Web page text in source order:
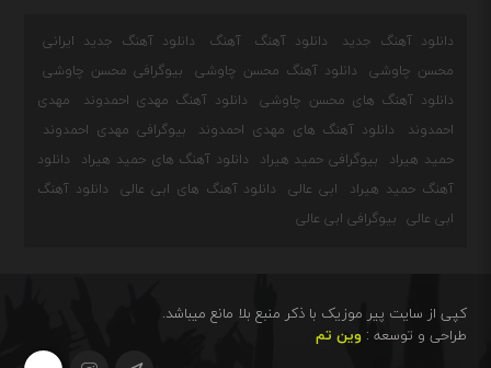
دانلود آهنگ جدید دانلود آهنگ آهنگ
دانلود آهنگ جدید ایرانی
محسن چاوشی
دانلود آهنگ محسن چاوشی
بیوگرافی محسن چاوشی
دانلود آهنگ های محسن چاوشی
دانلود آهنگ مهدی احمدوند
مهدی
احمدوند
دانلود آهنگ های مهدی احمدوند
بیوگرافی مهدی احمدوند
حمید هیراد
بیوگرافی حمید هیراد دانلود آهنگ های حمید هیراد
دانلود
آهنگ حمید هیراد
ابی عالی دانلود آهنگ های ابی عالی
دانلود آهنگ
ابی عالی
بیوگرافی ابی عالی
کپی از سایت پیر موزیک با ذکر منبع بلا مانع میباشد.
طراحی و توسعه :وین تم